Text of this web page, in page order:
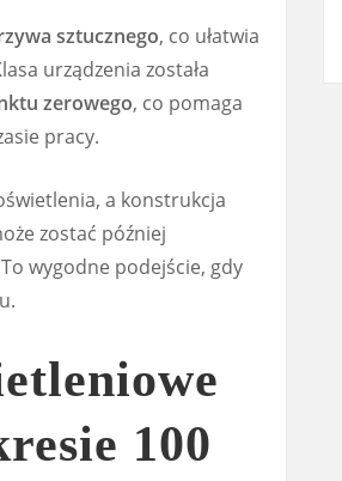
sztucznego, co ułatwia
urządzenia została
zerowego, co pomaga
pracy.
a konstrukcja
zostać później
wygodne podejście, gdy
100